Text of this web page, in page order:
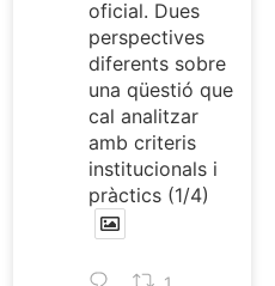
oficial. Dues
perspectives
diferents sobre
una qüestió que
cal analitzar
amb criteris
institucionals i
pràctics (1/4)